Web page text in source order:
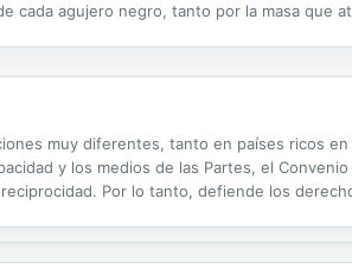
cada agujero negro, tanto por la masa que
muy diferentes, tanto en países ricos
y los medios de las Partes, el
Por lo tanto, defiende los